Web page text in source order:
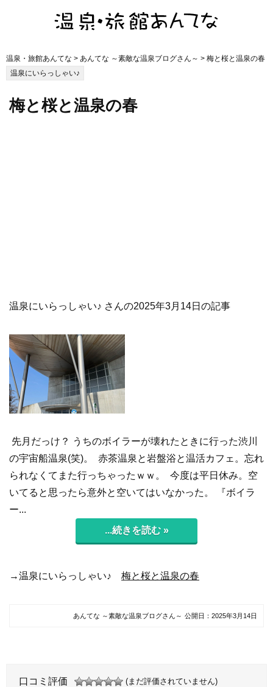
温泉・旅館あんてな > あんてな ～素敵な温泉ブログさん～ > 梅と桜と温泉の春
温泉にいらっしゃい♪
梅と桜と温泉の春
温泉にいらっしゃい♪ さんの2025年3月14日の記事
先月だっけ？ うちのボイラーが壊れたときに行った渋川
の宇宙船温泉(笑)。 赤茶温泉と岩盤浴と温活カフェ。忘れ
られなくてまた行っちゃったｗｗ。 今度は平日休み。空
いてると思ったら意外と空いてはいなかった。 『ボイラ
ー...
...続きを読む »
→温泉にいらっしゃい♪ 梅と桜と温泉の春
あんてな ～素敵な温泉ブログさん～ 公開日： 2025年3月14日
口コミ評価 (まだ評価されていません)